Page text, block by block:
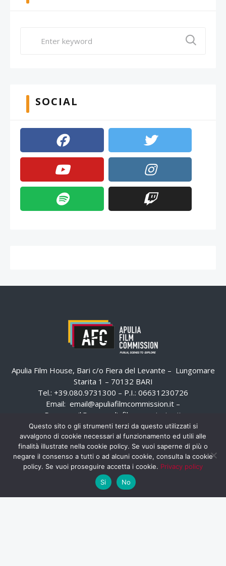
SOCIAL
Apulia Film House, Bari c/o Fiera del Levante – Lungomare
Starita 1 – 70132 BARI
Tel.: +39.080.9731300 – P.I.: 06631230726
Email: email@apuliafilmcommission.it –
Pec:
email@pec.apuliafilmcommission.it
Questo sito o gli strumenti terzi da questo utilizzati si
avvalgono di cookie necessari al funzionamento ed utili alle
finalità illustrate nella cookie policy. Se vuoi saperne di più o
negare il consenso a tutti o ad alcuni cookie, consulta la cookie
policy. Se vuoi proseguire accetta i cookie. Privacy policy
Si
No